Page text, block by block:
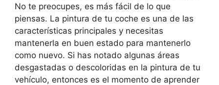
No te preocupes, es más fácil de lo que
piensas. La pintura de tu coche es una de las
características principales y necesitas
mantenerla en buen estado para mantenerlo
como nuevo. Si has notado algunas áreas
desgastadas o descoloridas en la pintura de tu
vehículo, entonces es el momento de aprender